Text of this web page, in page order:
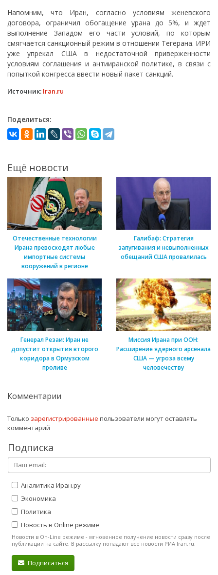
Напомним, что Иран, согласно условиям женевского
договора, ограничил обогащение урана до 5%, и ждет
выполнение Западом его части условий, по которым
смягчается санкционный режим в отношении Тегерана. ИРИ
уже упрекал США в недостаточной приверженности
условиям соглашения и антииранской политике, в связи с
попыткой конгресса ввести новый пакет санкций.
Источник: Iran.ru
Поделиться:
Ещё новости
Отечественные технологии
Ирана превосходят любые
импортные системы
вооружений в регионе
Галибаф: Стратегия
запугивания и невыполненных
обещаний США провалилась
Генерал Резаи: Иран не
допустит открытия второго
коридора в Ормузском
проливе
Миссия Ирана при ООН:
Расширение ядерного арсенала
США — угроза всему
человечеству
Комментарии
Только зарегистрированные пользователи могут оставлять
комментарий
Подписка
Аналитика Иран.ру
Экономика
Политика
Новость в Online режиме
Новости в On-Line режиме - мгновенное получение новости сразу после
публикации на сайте. В рассылку попадают все новости РИА Iran.ru.
Подписаться